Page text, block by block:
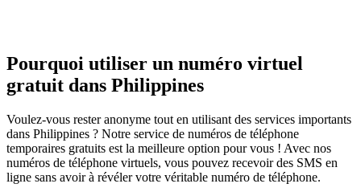
Pourquoi utiliser un numéro virtuel
gratuit dans Philippines
Voulez-vous rester anonyme tout en utilisant des services importants
dans Philippines ? Notre service de numéros de téléphone
temporaires gratuits est la meilleure option pour vous ! Avec nos
numéros de téléphone virtuels, vous pouvez recevoir des SMS en
ligne sans avoir à révéler votre véritable numéro de téléphone.